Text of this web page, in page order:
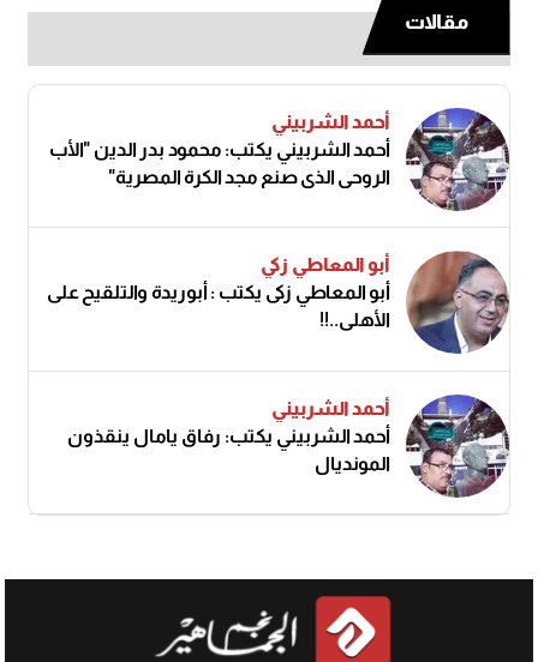
مقالات
أحمد الشربيني
أحمد الشربيني يكتب: محمود بدر الدين "الأب
الروحي الذي صنع مجد الكرة المصرية"
أبو المعاطي زكي
أبو المعاطي زكى يكتب : أبوريدة والتلقيح على
الأهلى..!!
أحمد الشربيني
أحمد الشربيني يكتب: رفاق يامال ينقذون
المونديال